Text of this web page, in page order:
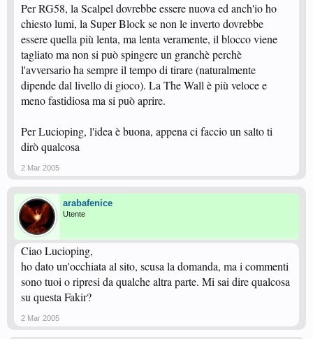
Per RG58, la Scalpel dovrebbe essere nuova ed anch'io ho
chiesto lumi, la Super Block se non le inverto dovrebbe
essere quella più lenta, ma lenta veramente, il blocco viene
tagliato ma non si può spingere un granchè perchè
l'avversario ha sempre il tempo di tirare (naturalmente
dipende dal livello di gioco). La The Wall è più veloce e
meno fastidiosa ma si può aprire.
Per Lucioping, l'idea è buona, appena ci faccio un salto ti
dirò qualcosa
2 Mar 2005
arabafenice
Utente
Ciao Lucioping,
ho dato un'occhiata al sito, scusa la domanda, ma i commenti
sono tuoi o ripresi da qualche altra parte. Mi sai dire qualcosa
su questa Fakir?
2 Mar 2005